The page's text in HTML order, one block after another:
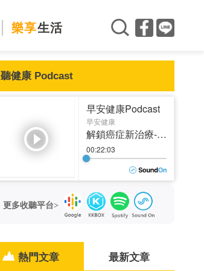
樂享生活
聽健康 Podcast
更多收聽平台>
熱門文章 最新文章